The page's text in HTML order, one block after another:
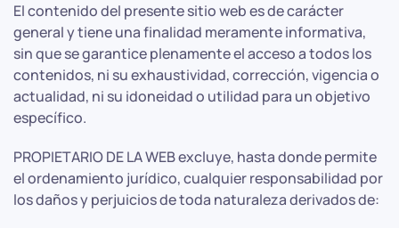
El contenido del presente sitio web es de carácter
general y tiene una finalidad meramente informativa,
sin que se garantice plenamente el acceso a todos los
contenidos, ni su exhaustividad, corrección, vigencia o
actualidad, ni su idoneidad o utilidad para un objetivo
específico.
PROPIETARIO DE LA WEB excluye, hasta donde permite
el ordenamiento jurídico, cualquier responsabilidad por
los daños y perjuicios de toda naturaleza derivados de: